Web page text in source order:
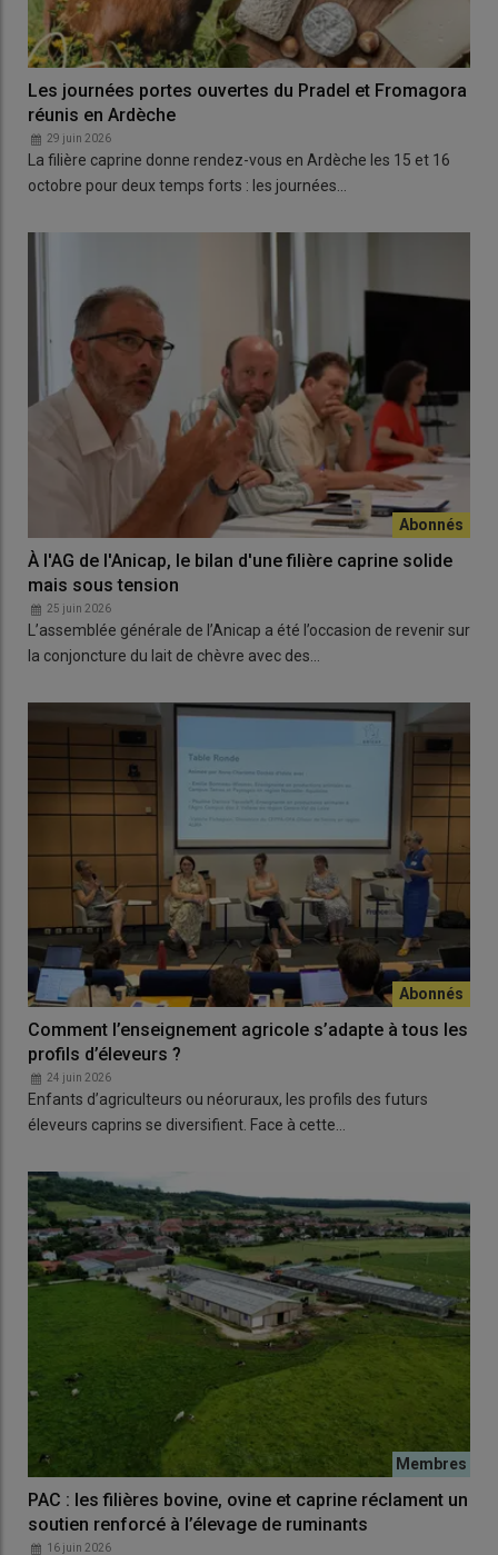
Les journées portes ouvertes du Pradel et Fromagora
réunis en Ardèche
29 juin 2026
La filière caprine donne rendez-vous en Ardèche les 15 et 16
octobre pour deux temps forts : les journées…
À l'AG de l'Anicap, le bilan d'une filière caprine solide
mais sous tension
25 juin 2026
L’assemblée générale de l’Anicap a été l’occasion de revenir sur
la conjoncture du lait de chèvre avec des…
Comment l’enseignement agricole s’adapte à tous les
profils d’éleveurs ?
24 juin 2026
Enfants d’agriculteurs ou néoruraux, les profils des futurs
éleveurs caprins se diversifient. Face à cette…
PAC : les filières bovine, ovine et caprine réclament un
soutien renforcé à l’élevage de ruminants
16 juin 2026